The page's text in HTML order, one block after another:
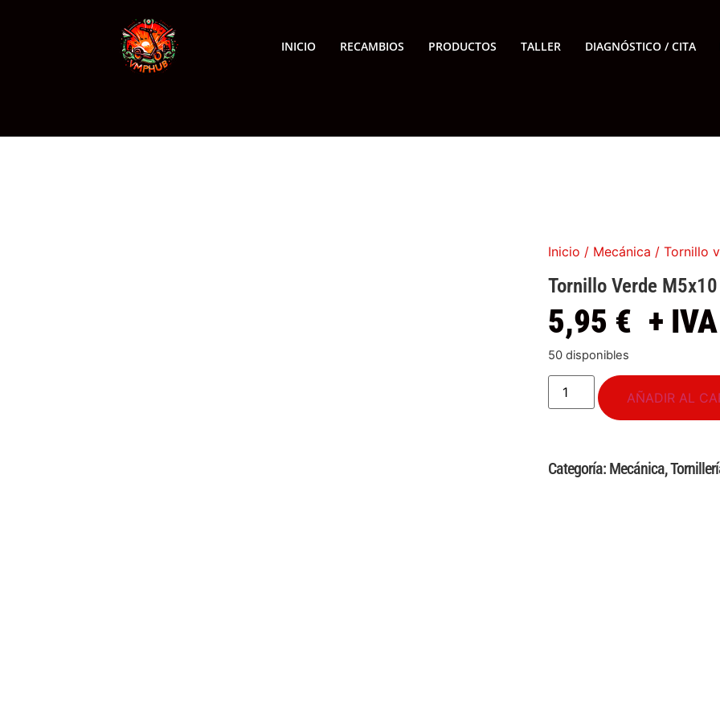
INICIO RECAMBIOS PRODUCTOS TALLER DIAGNÓSTICO / CITA
Inicio / Mecánica / Tornillo
Tornillo Verde
5,95 € +
50 disponibles
AÑADIR AL
Categoría: Mecánica,